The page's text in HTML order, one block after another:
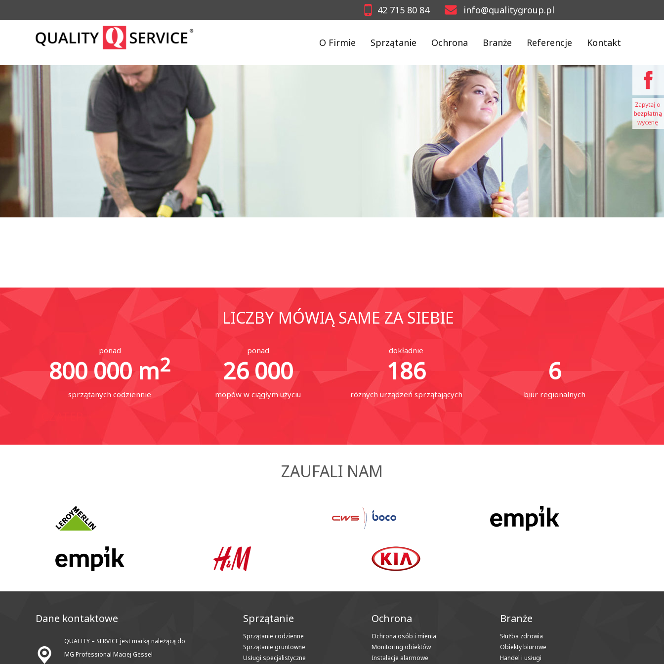
42 715 80 84 info@qualitygroup.pl
O Firmie Sprzątanie Ochrona Branże Referencje Kontakt
LICZBY MÓWIĄ SAME ZA SIEBIE
ponad
800 000m2
sprzątanych codziennie
ponad
26 000
mopów w ciągłym użyciu
dokładnie
186
różnych urządzeń sprzątających
6
biur regionalnych
ZAUFALI NAM
Dane kontaktowe
QUALITY – SERVICE jest marką należącą do
MG Professional Maciej Gessel
Sprzątanie
Sprzątanie codzienne
Sprzątanie gruntowne
Usługi specjalistyczne
Ochrona
Ochrona osób i mienia
Monitoring obiektów
Instalacje alarmowe
Branże
Służba zdrowia
Obiekty biurowe
Handel i usługi